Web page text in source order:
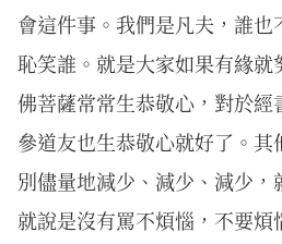
會這件事。我們是凡夫，誰
恥笑誰。就是大家如果有緣
佛菩薩常常生恭敬心，對於
參道友也生恭敬心就好了。
別儘量地減少、減少、減少
就說是沒有罵不煩惱，不要煩